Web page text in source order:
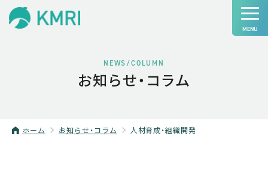
NEWS/COLUMN
お知らせ・コラム
ホーム お知らせ・コラム 人材育成・組織開発